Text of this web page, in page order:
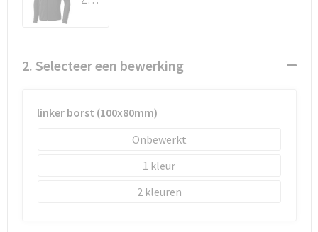
Sporttassen
Strandtassen
2. Selecteer een bewerking
linker borst (100x80mm)
Onbewerkt
1
2